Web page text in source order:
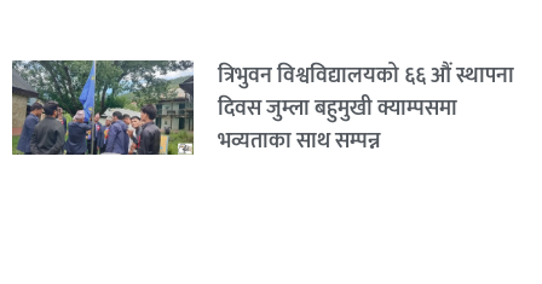
त्रिभुवन विश्वविद्यालयको ६६ औं स्थापना
दिवस जुम्ला बहुमुखी क्याम्पसमा
भव्यताका साथ सम्पन्न